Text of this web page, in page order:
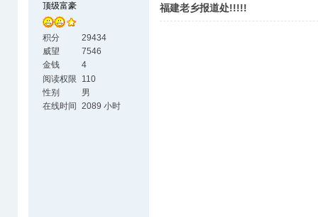
顶级富豪
积分
29434
威望
7546
金钱
4
阅读权限
110
性别
男
在线时间
2089 小时
福建老乡报道处!!!!!